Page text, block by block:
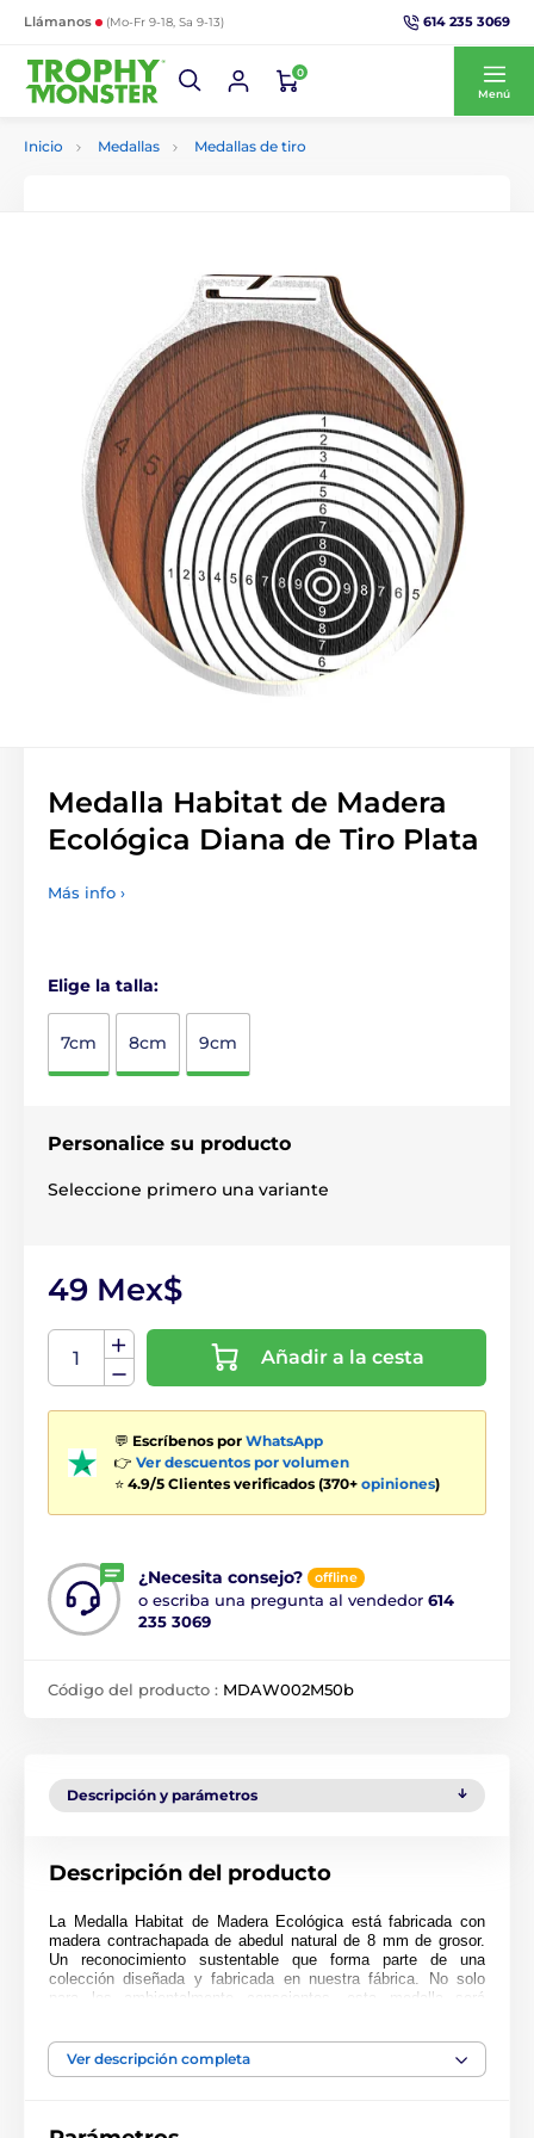
Llámanos (Mo-Fr 9-18, Sa 9-13) 614 235 3069
0
Menú
Inicio Medallas Medallas de tiro
Medalla Habitat de Madera
Ecológica Diana de Tiro Plata
Más info ›
Elige la talla:
7cm 8cm 9cm
Personalice su producto
Seleccione primero una variante
49 Mex$
Añadir a la cesta
💬 Escríbenos por WhatsApp
👉 Ver descuentos por volumen
⭐ 4.9/5 Clientes verificados (370+ opiniones)
¿Necesita consejo? offline
o escriba una pregunta al vendedor 614
235 3069
Código del producto : MDAW002M50b
Descripción y parámetros
Descripción del producto
La Medalla Habitat de Madera Ecológica está fabricada con
madera contrachapada de abedul natural de 8 mm de grosor.
Un reconocimiento sustentable que forma parte de una
colección diseñada y fabricada en nuestra fábrica. No solo
para los ambientalmente conscientes, esta medalla será
Impresa a full color, esta medalla es noble, impresionante y
única. Elija entre tres tamaños muy grandes de hasta 9 cm.
de consultar nuestros precios fantásticos para pedidos al por
Ver descripción completa